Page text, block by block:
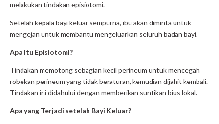
melakukan tindakan episiotomi.
Setelah kepala bayi keluar sempurna, ibu akan diminta untuk
mengejan untuk membantu mengeluarkan seluruh badan bayi.
Apa Itu Episiotomi?
Tindakan memotong sebagian kecil perineum untuk mencegah
robekan perineum yang tidak beraturan, kemudian dijahit kembali.
Tindakan ini didahului dengan memberikan suntikan bius lokal.
Apa yang Terjadi setelah Bayi Keluar?